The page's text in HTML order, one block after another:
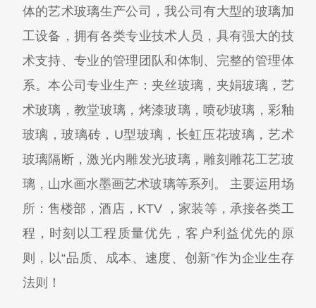
体的艺术玻璃生产公司，我公司有大型的玻璃加
工设备，拥有各类专业技术人员，具有强大的技
术支持、专业的管理团队和体制、完整的管理体
系。本公司专业生产：夹丝玻璃，夹娟玻璃，艺
术玻璃，教堂玻璃，烤漆玻璃，喷砂玻璃，彩釉
玻璃，玻璃砖，U型玻璃，长虹压花玻璃，艺术
玻璃隔断，激光内雕发光玻璃，雕刻雕花工艺玻
璃，山水画水墨画艺术玻璃等系列。 主要运用场
所：售楼部，酒店，KTV ，家装等，承接各类工
程，时刻以工程质量优先，客户利益优先的原
则，以“品质、成本、速度、创新”作为企业生存
法则！